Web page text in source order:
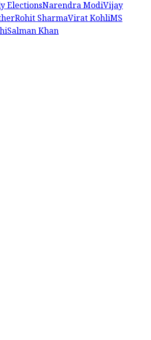
ElectionsNarendra ModiVijay
Rohit SharmaVirat KohliMS
Salman Khan